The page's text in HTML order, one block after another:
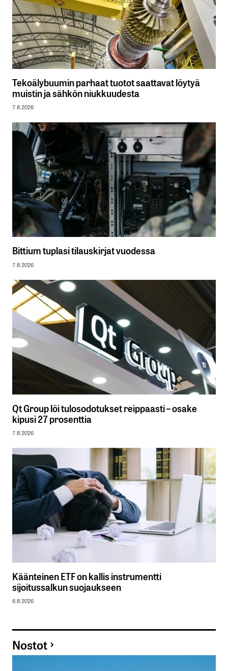
Tekoälybuumin parhaat tuotot saattavat löytyä
muistin ja sähkön niukkuudesta
7.8.2026
Bittium tuplasi tilauskirjat vuodessa
7.8.2026
Qt Group löi tulosodotukset reippaasti – osake
kipusi 27 prosenttia
7.8.2026
Käänteinen ETF on kallis instrumentti
sijoitussalkun suojaukseen
6.8.2026
Nostot